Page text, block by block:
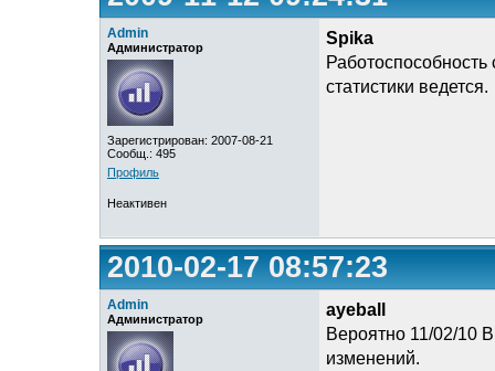
Admin
Администратор
Зарегистрирован: 2007-08-21
Сообщ.: 495
Профиль
Spika
статистики ведется.
Неактивен
2010-02-17 08:57:23
Admin
Администратор
ayeball
Вероятно 11/02/10
изменений.